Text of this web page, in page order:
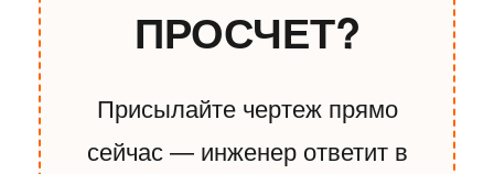
ПРОСЧЕТ?
Присылайте чертеж прямо
сейчас — инженер ответит в